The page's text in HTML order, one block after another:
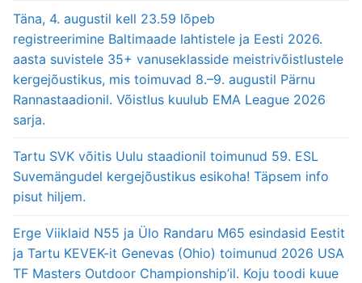
Täna, 4. augustil kell 23.59 lõpeb
registreerimine Baltimaade lahtistele ja Eesti 2026.
aasta suvistele 35+ vanuseklasside meistrivõistlustele
kergejõustikus, mis toimuvad 8.–9. augustil Pärnu
Rannastaadionil. Võistlus kuulub EMA League 2026
sarja.
Tartu SVK võitis Uulu staadionil toimunud 59. ESL
Suvemängudel kergejõustikus esikoha! Täpsem info
pisut hiljem.
Erge Viiklaid N55 ja Ülo Randaru M65 esindasid Eestit
ja Tartu KEVEK-it Genevas (Ohio) toimunud 2026 USA
TF Masters Outdoor Championship’il. Koju toodi kuue